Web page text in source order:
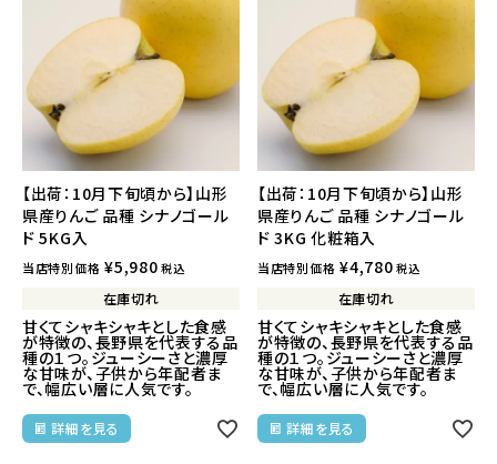
【出荷：10月下旬頃から】山形
県産りんご 品種 シナノゴール
ド 5KG入
当店特別価格 ¥5,980 税込
在庫切れ
甘くてシャキシャキとした食感
が特徴の、長野県を代表する品
種の１つ。ジューシーさと濃厚
な甘味が、子供から年配者ま
で、幅広い層に人気です。
詳細を見る
【出荷：10月下旬頃から】山形
県産りんご 品種 シナノゴール
ド 3KG 化粧箱入
当店特別価格 ¥4,780 税込
在庫切れ
甘くてシャキシャキとした食感
が特徴の、長野県を代表する品
種の１つ。ジューシーさと濃厚
な甘味が、子供から年配者ま
で、幅広い層に人気です。
詳細を見る